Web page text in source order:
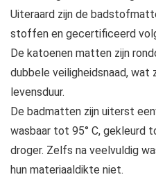
Uiteraard zijn de
stoffen en gecertificeerd
De katoenen matten zijn
dubbele veiligheidsnaad, wat
levensduur.
De badmatten zijn uiterst
wasbaar tot 95° C, gekleurd
droger. Zelfs na veelvuldig
hun materiaaldikte niet.